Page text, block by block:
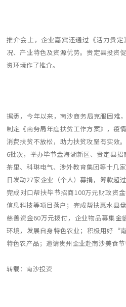
推介会上，企业嘉宾还通过《活力贵
况、产业特色及资源优势。贵定县投资
资环境作了推介。
据悉，今年以来，南沙商务局克服困难
制定《商务局年度扶贫工作方案》，疫
消费扶贫不放松，助力扶贫攻坚有实效
6批次，举办毕节金海湖新区、贵定县招
茶里、科琳电气、涉外教育集团等十几
日发动27家企业（个人）募捐，筹款超
完成对口帮扶毕节招商100万元财政资
信息科技等项目落户；完成帮扶惠水县
慈善资金60万元拨付，企业物品募集金
环境，发展自身特色农业；积极用好“
特色农产品；邀请贵州企业赴南沙美食节
转载：南沙投资